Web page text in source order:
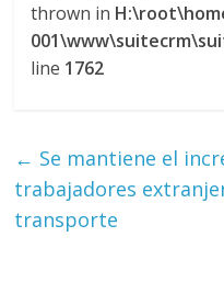
thrown in
line 1762
← Se mantiene el
trabajadores
transporte